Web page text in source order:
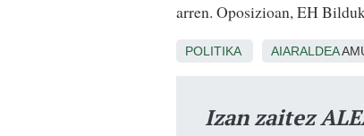
arren. Oposizioan, EH
POLITIKA AIARALDEA
Izan zaitez